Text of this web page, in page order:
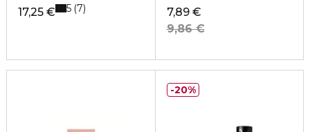
17,25 € 5 7
7,89 €
9,86 €
20%